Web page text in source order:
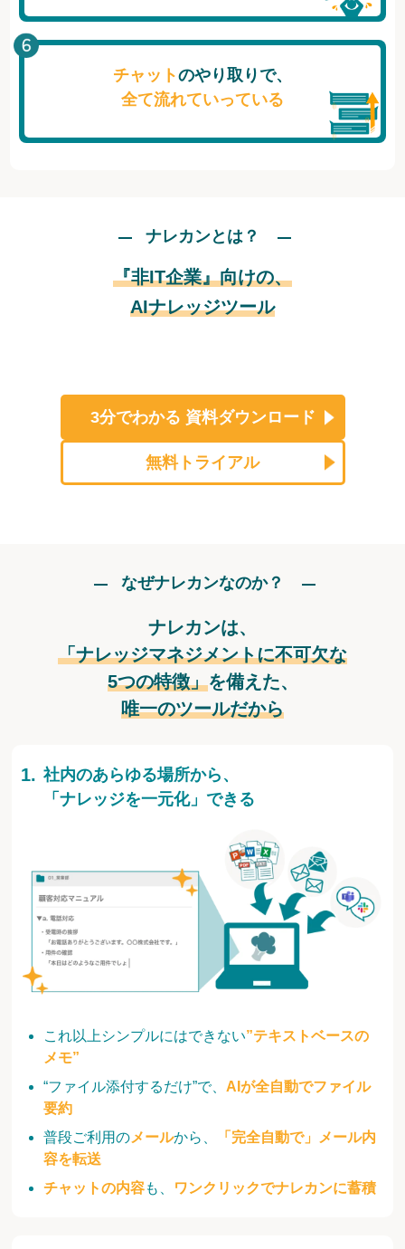
チャットのやり取りで、
全て流れていっている
ナレカンとは？
『非IT企業』向けの、
AIナレッジツール
3分でわかる 資料ダウンロード
無料トライアル
なぜナレカンなのか？
ナレカンは、
「ナレッジマネジメントに不可欠な
5つの特徴」を備えた、
唯一のツールだから
これ以上シンプルにはできない”テキストベースの
メモ”
“ファイル添付するだけ”で、 AIが全自動でファイル
要約
普段ご利用のメールから、
「完全自動で」メール内
容を転送
チャットの内容も、 ワンクリックでナレカンに蓄積
社内のあらゆる場所から、
「ナレッジを一元化」できる